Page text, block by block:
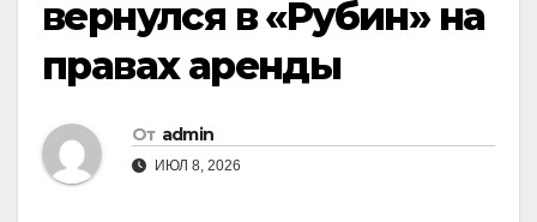
вернулся в «Рубин» на
правах аренды
От admin
ИЮЛ 8, 2026